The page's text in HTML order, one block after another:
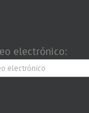
electrónico: